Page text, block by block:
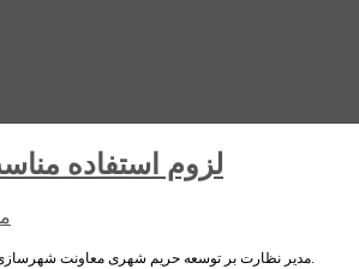
لزوم استفاده
مدیر نظارت بر توسعه حریم شهری معاونت شهرسازی و معماری شهرداری کرج از طراحی محیطی دهکده گردشگری باغستان خبر داد.